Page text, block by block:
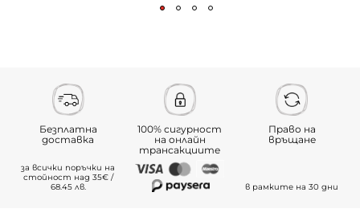
Безплатна
доставка
за всички поръчки на
стойност над 35€ /
68.45 лв.
100% сигурност
на онлайн
трансакциите
Право на
връщане
в рамките на 30 дни